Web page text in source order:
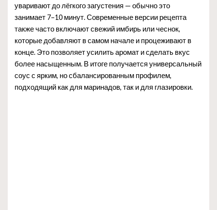
уваривают до лёгкого загустения — обычно это
занимает 7–10 минут. Современные версии рецепта
также часто включают свежий имбирь или чеснок,
которые добавляют в самом начале и процеживают в
конце. Это позволяет усилить аромат и сделать вкус
более насыщенным. В итоге получается универсальный
соус с ярким, но сбалансированным профилем,
подходящий как для маринадов, так и для глазировки.